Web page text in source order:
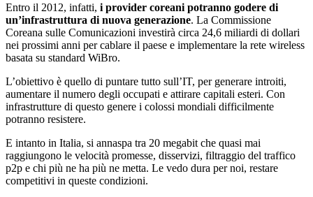
Entro il 2012, infatti, i provider coreani potranno godere di
un’infrastruttura di nuova generazione. La Commissione
Coreana sulle Comunicazioni investirà circa 24,6 miliardi di dollari
nei prossimi anni per cablare il paese e implementare la rete wireless
basata su standard WiBro.
L’obiettivo è quello di puntare tutto sull’IT, per generare introiti,
aumentare il numero degli occupati e attirare capitali esteri. Con
infrastrutture di questo genere i colossi mondiali difficilmente
potranno resistere.
E intanto in Italia, si annaspa tra 20 megabit che quasi mai
raggiungono le velocità promesse, disservizi, filtraggio del traffico
p2p e chi più ne ha più ne metta. Le vedo dura per noi, restare
competitivi in queste condizioni.